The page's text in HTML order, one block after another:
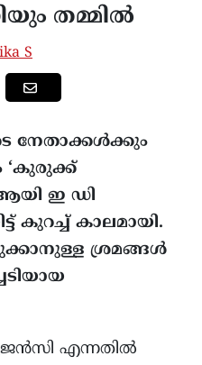
തമ്മിൽ
S
നേതാക്കൾക്കും
‘കുരുക്ക്
ഇ ഡി
കുറച്ച് കാലമായി.
ശ്രമങ്ങൾ
എന്നതിൽ